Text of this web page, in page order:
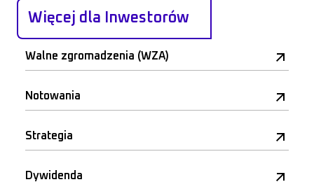
Więcej dla Inwestorów
Walne zgromadzenia (WZA)
Notowania
Strategia
Dywidenda